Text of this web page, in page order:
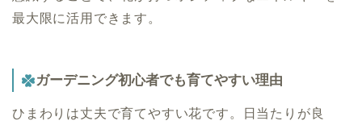
最大限に活用できます。
ガーデニング初心者でも育てやすい理由
ひまわりは丈夫で育てやすい花です。日当たりが良